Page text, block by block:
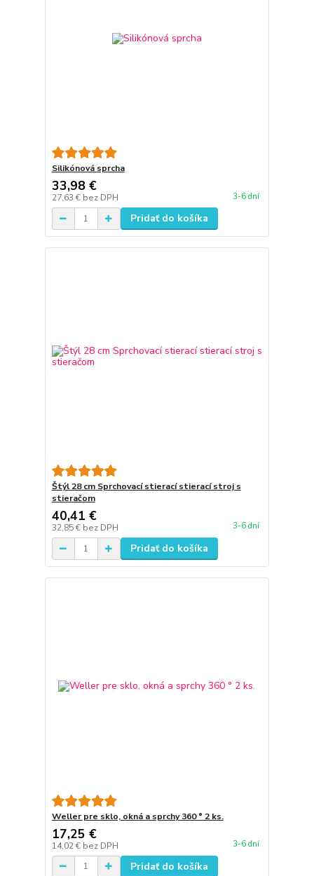
Silikónová sprcha
33,98 €
27,63 € bez DPH 3-6 dní
Pridať do košíka
Štýl 28 cm Sprchovací stierací stierací stroj s
stieračom
40,41 €
32,85 € bez DPH 3-6 dní
Pridať do košíka
Weller pre sklo, okná a sprchy 360 ° 2 ks.
17,25 €
14,02 € bez DPH 3-6 dní
Pridať do košíka